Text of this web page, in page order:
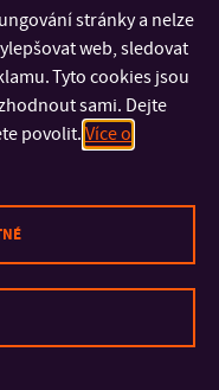
firmě sami a na co se
a disertačních prací
či pracovních příležitostí
stránky a nelze
web, sledovat
Tyto cookies jsou
sami. Dejte
povolit. Více o